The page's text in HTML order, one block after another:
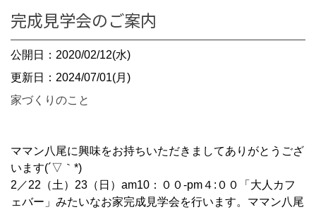
完成見学会のご案内
公開日：2020/02/12(水)
更新日：2024/07/01(月)
家づくりのこと
ママン八尾に興味をお持ちいただきましてありがとうござ
います(´▽｀*)
2／22（土）23（日）am10：００-pm４:００「大人カフ
ェバー」みたいなお家完成見学会を行います。ママン八尾